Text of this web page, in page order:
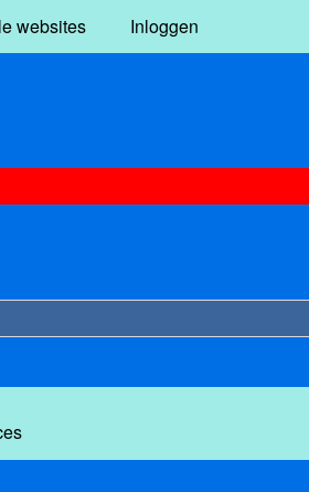
websites Inloggen